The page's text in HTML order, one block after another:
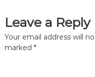
s
t
Leave a Reply
Your email address will
marked *